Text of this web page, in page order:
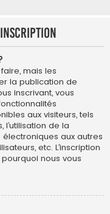
mais les
la publication de
inscrivant, vous
aux visiteurs, tels
l’utilisation de la
aux autres
etc. L’inscription
pourquoi nous vous